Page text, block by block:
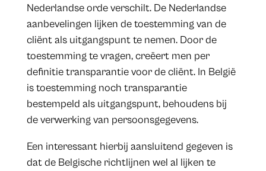
Nederlandse orde verschilt. De Nederlandse
aanbevelingen lijken de toestemming van de
cliënt als uitgangspunt te nemen. Door de
toestemming te vragen, creëert men per
definitie transparantie voor de cliënt. In België
is toestemming noch transparantie
bestempeld als uitgangspunt, behoudens bij
de verwerking van persoonsgegevens.
Een interessant hierbij aansluitend gegeven is
dat de Belgische richtlijnen wel al lijken te